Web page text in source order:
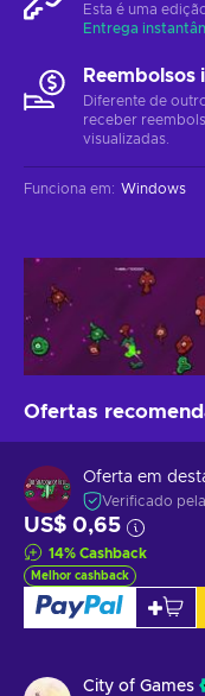
Esta é uma
Entrega
Reembolsos
Diferente de
receber
visualizadas.
Funciona em: Windows
Ofertas
Oferta em
Verificado
US$ 0,65
14% Cashback
Melhor cashback
City of Games